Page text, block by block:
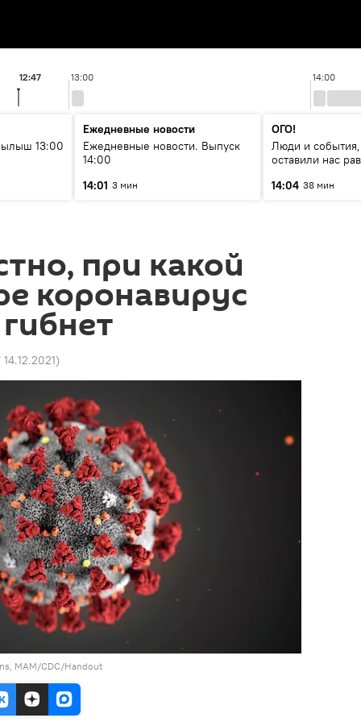
13:00 14:00
12:47
13:00
Ежедневные новости
Ежедневные новости. Выпуск
14:00
14:01 3 мин
ОГО!
Люди и
оставили нас
14:04 38 мин
при какой
коронавирус
14.12.2021)
MAM/CDC/Handout